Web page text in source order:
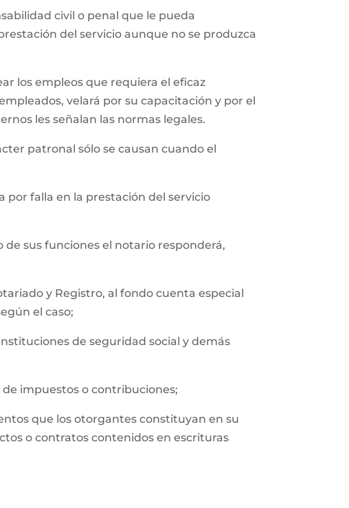
civil o penal que le pueda
del servicio aunque no se produzca
los empleos que requiera el eficaz
velará por su capacitación y por el
les señalan las normas legales.
patronal sólo se causan cuando el
por falla en la prestación del servicio
de sus funciones el notario responderá,
y Registro, al fondo cuenta especial
el caso;
de seguridad social y demás
impuestos o contribuciones;
que los otorgantes constituyan en su
o contratos contenidos en escrituras